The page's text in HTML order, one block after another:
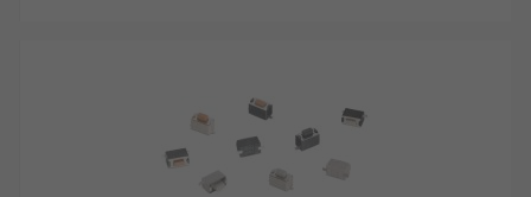
ผลิต, หรืออุปกรณ์ควบคุมในโรงงาน โดยเน้น
ความทนทานและตอบสนองได้เร็วต่อการใช้งาน